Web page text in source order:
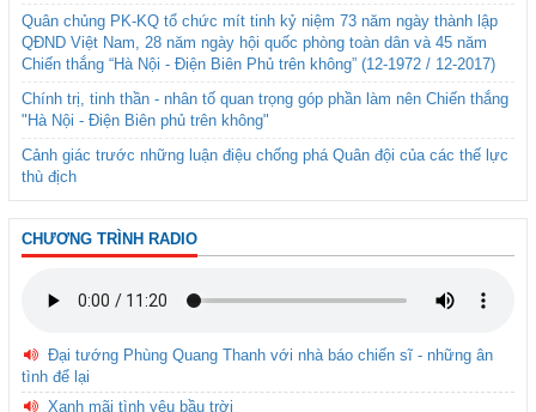
Quân chủng PK-KQ tổ chức mít tinh kỷ niệm 73 năm ngày thành lập
QĐND Việt Nam, 28 năm ngày hội quốc phòng toàn dân và 45 năm
Chiến thắng “Hà Nội - Điện Biên Phủ trên không” (12-1972 / 12-2017)
Chính trị, tinh thần - nhân tố quan trọng góp phần làm nên Chiến thắng
"Hà Nội - Điện Biên phủ trên không"
Cảnh giác trước những luận điệu chống phá Quân đội của các thế lực
thù địch
CHƯƠNG TRÌNH RADIO
Đại tướng Phùng Quang Thanh với nhà báo chiến sĩ - những ân
tình để lại
Xanh mãi tình yêu bầu trời